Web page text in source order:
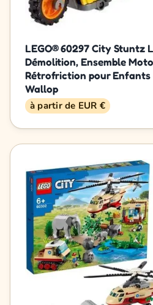
LEGO® 60297 City Stuntz
Démolition, Ensemble
Rétrofriction pour Enfants
Wallop
à partir de EUR €